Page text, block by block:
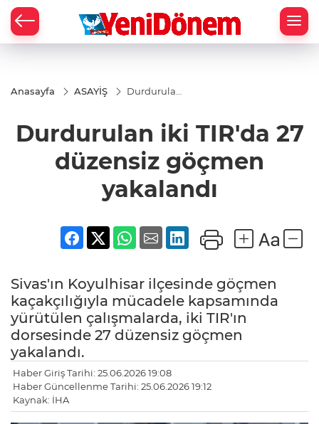
Anasayfa ASAYİŞ
Durdurulan
göçmen
yakalandı
Durdurulan iki TIR'da 27
düzensiz göçmen
yakalandı
Sivas'ın Koyulhisar ilçesinde göçmen
kaçakçılığıyla mücadele kapsamında
yürütülen çalışmalarda, iki TIR'ın
dorsesinde 27 düzensiz göçmen
yakalandı.
Haber Giriş Tarihi: 25.06.2026 19:08
Haber Güncellenme Tarihi: 25.06.2026 19:12
Kaynak: İHA